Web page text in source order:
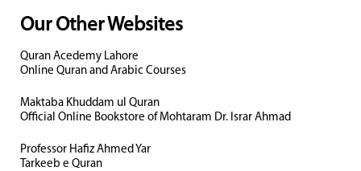
Our Other Websites
Quran Acedemy Lahore
Online Quran and Arabic Courses
Maktaba Khuddam ul Quran
Official Online Bookstore of Mohtaram Dr. Israr Ahmad
Professor Hafiz Ahmed Yar
Tarkeeb e Quran